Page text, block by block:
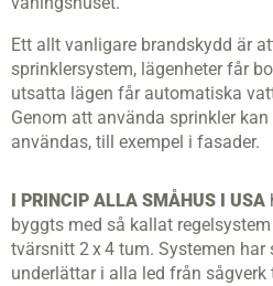
Ett allt vanligare brandskydd är
sprinklersystem, lägenheter får
utsatta lägen får automatiska
Genom att använda sprinkler
användas, till exempel i fasader.
I PRINCIP ALLA SMÅHUS I USA
byggts med så kallat
tvärsnitt 2 x 4 tum. Systemen
underlättar i alla led från